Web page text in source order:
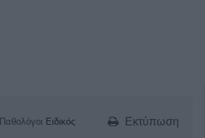
Εκτύπωση
Παθολόγοι Ειδικός